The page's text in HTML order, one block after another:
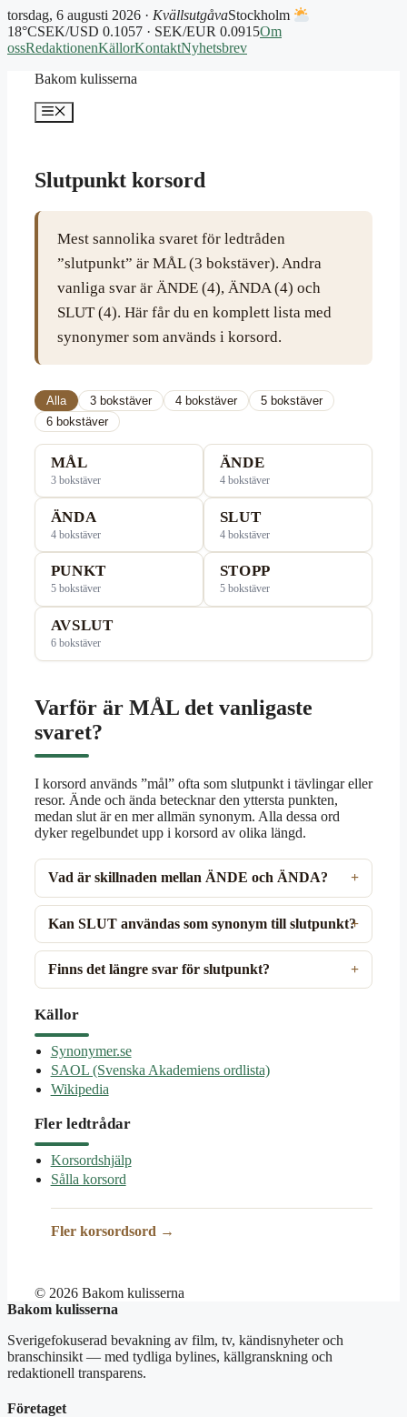
torsdag, 6 augusti 2026 · KvällsutgåvaStockholm
18°CSEK/USD 0.1057 · SEK/EUR 0.0915Om
ossRedaktionenKällorKontaktNyhetsbrev
Bakom kulisserna
Meny
Slutpunkt korsord
Mest sannolika svaret för ledtråden
”slutpunkt” är MÅL (3 bokstäver). Andra
vanliga svar är ÄNDE (4), ÄNDA (4) och
SLUT (4). Här får du en komplett lista med
synonymer som används i korsord.
Alla 3 bokstäver 4 bokstäver
5 bokstäver
6 bokstäver
MÅL
3 bokstäver
ÄNDE
4 bokstäver
ÄNDA
4 bokstäver
SLUT
4 bokstäver
PUNKT
5 bokstäver
STOPP
5 bokstäver
AVSLUT
6 bokstäver
Varför är MÅL det vanligaste
svaret?
I korsord används ”mål” ofta som slutpunkt i tävlingar eller
resor. Ände och ända betecknar den yttersta punkten,
medan slut är en mer allmän synonym. Alla dessa ord
dyker regelbundet upp i korsord av olika längd.
Vad är skillnaden mellan ÄNDE och ÄNDA?
Kan SLUT användas som synonym till slutpunkt?
Finns det längre svar för slutpunkt?
Källor
Synonymer.se
SAOL (Svenska Akademiens ordlista)
Wikipedia
Fler ledtrådar
Korsordshjälp
Sålla korsord
Fler korsordsord →
© 2026 Bakom kulisserna
Bakom kulisserna
Sverigefokuserad bevakning av film, tv, kändisnyheter och
branschinsikt — med tydliga bylines, källgranskning och
redaktionell transparens.
Företaget